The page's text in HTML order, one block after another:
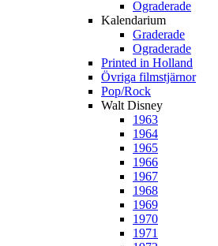
Ograderade
Kalendarium
Graderade
Ograderade
Printed in Holland
Övriga filmstjärnor
Pop/Rock
Walt Disney
1963
1964
1965
1966
1967
1968
1969
1970
1971